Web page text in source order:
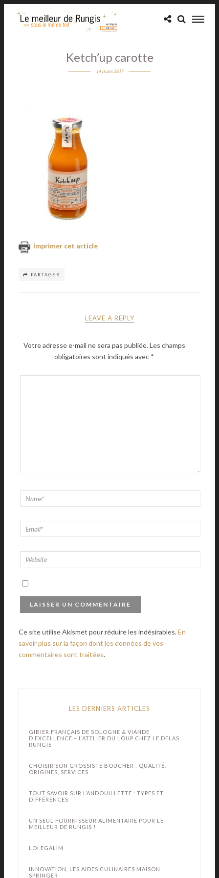
Ketch’up carotte
14 mars 2017
Imprimer cet article
PARTAGER
LEAVE A REPLY
Votre adresse e-mail ne sera pas publiée.Les champs
obligatoires sont indiqués avec *
Ce site utilise Akismet pour réduire les indésirables.En
savoir plus sur la façon dont les données de vos
commentaires sont traitées.
LES DERNIERS ARTICLES
GIBIER FRANÇAIS DE SOLOGNE & VIANDE
D’EXCELLENCE – L’ATELIER DU LOUP CHEZ LE DELAS
RUNGIS
CHOISIR SON GROSSISTE BOUCHER : QUALITÉ,
ORIGINES, SERVICES
TOUT SAVOIR SUR L’ANDOUILLETTE : TYPES ET
DIFFÉRENCES
UN SEUL FOURNISSEUR ALIMENTAIRE POUR LE
MEILLEUR DE RUNGIS !
LOI EGALIM
INNOVATION, LES AIDES CULINAIRES MAISON
SPRINGER